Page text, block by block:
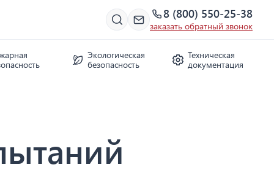
8 (800) 550-25-38
заказать обратный звонок
Экологическая
безопасность
Техническая
документация